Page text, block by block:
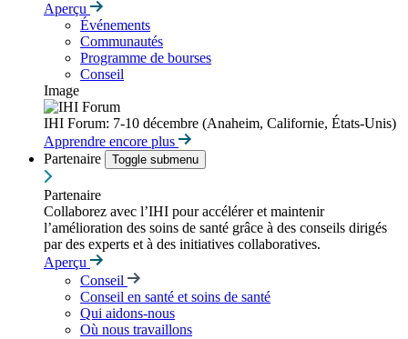
Aperçu
Événements
Communautés
Programme de bourses
Conseil
Image
IHI Forum: 7-10 décembre (Anaheim, Californie, États-Unis)
Apprendre encore plus
Partenaire
Toggle submenu
Partenaire
Collaborez avec l’IHI pour accélérer et maintenir
l’amélioration des soins de santé grâce à des conseils dirigés
par des experts et à des initiatives collaboratives.
Aperçu
Conseil
Conseil en santé et soins de santé
Qui aidons-nous
Où nous travaillons